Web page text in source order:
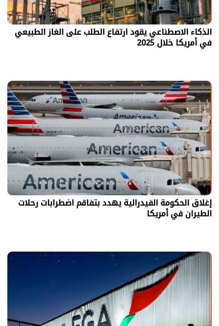
الذكاء الاصطناعي يقود ارتفاع الطلب على الغاز الطبيعي
في أمريكا خلال 2025
إغلاق الحكومة الفيدرالية يهدد بتفاقم اضطرابات رحلات
الطيران في أمريكا